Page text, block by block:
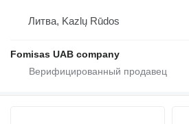
Литва, Kazlų Rūdos
Fomisas UAB company